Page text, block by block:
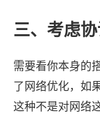
三、考虑
需要看你本身的
了网络优化，如
这种不是对网络